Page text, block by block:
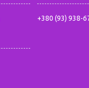
+380 (93) 938-